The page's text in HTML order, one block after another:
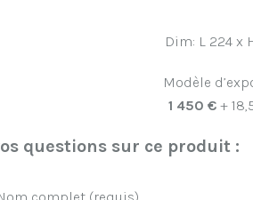
Dim: L 224 x
Modèle
1 450 € +
questions sur ce produit :